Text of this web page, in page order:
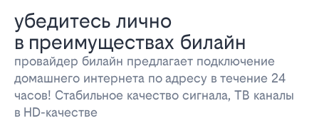
убедитесь лично
в преимуществах билайн
провайдер билайн предлагает подключение
домашнего интернета по адресу в течение 24
часов! Стабильное качество сигнала, ТВ каналы
в HD-качестве